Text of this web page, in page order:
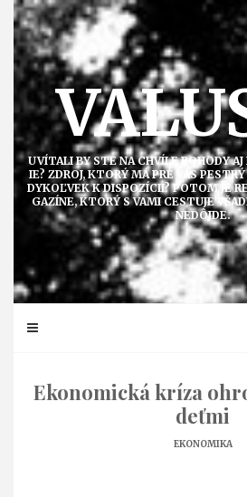
Přejít
obsahu
UVÍTALI BY STE NA CHVÍLE POHODY
IE? ZDROJ, KTORÝ MÁ PRE VÁS
DYKOĽVEK K DISPOZÍCII? POTOM JE
GAZÍNE, KTORÝ S VAMI CESTUJE
NEDÔJDE.
Ekonomická kríza
deťmi
EKONOMIKA